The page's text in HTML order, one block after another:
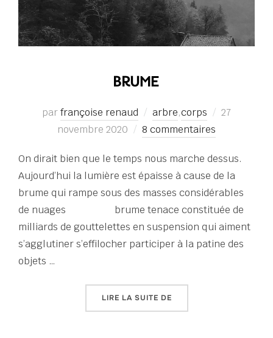
BRUME
parfrançoise renaud arbre,corps
Publié
27
novembre 2020
8 commentaires
On dirait bien que le temps nous marche dessus.
Aujourd’hui la lumière est épaisse à cause de la
brume qui rampe sous des masses considérables
de nuages brume tenace constituée de
milliards de gouttelettes en suspension qui aiment
s’agglutiner s’effilocher participer à la patine des
objets …
LIRE LA SUITE DE« BRUME »